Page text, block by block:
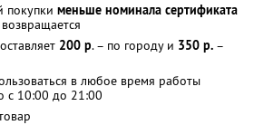
покупки меньше номинала сертификата
200 р. – по городу и 350 р. –
в любое время работы
с 10:00 до 21:00